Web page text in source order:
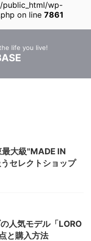
public_html/wp-
on line 7861
life you live!
最大級"MADE IN
セレクトショップ
人気モデル「LORO
と購入方法